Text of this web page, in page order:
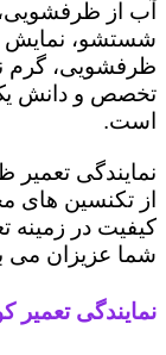
آب از
شستشو، نمایش
ظرفشویی، گرم
تخصص و دانش یک
است.
نمایندگی
از تکنسین های
کیفیت در زمینه
شما عزیزان می
نمایندگی تعمیر